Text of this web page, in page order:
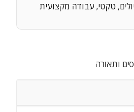
טקטי, עבודה מקצועית
ותאורה